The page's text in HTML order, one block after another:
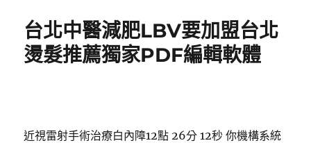
台北中醫減肥LBV要加盟台北
燙髮推薦獨家PDF編輯軟體
近視雷射手術治療白內障12點 26分 12秒 你機構系統